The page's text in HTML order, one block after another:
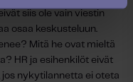
siis ole vain viestin
osaa keskusteluun.
Mitä he ovat mieltä
HR ja esihenkilöt eivät
nykytilannetta ei oteta